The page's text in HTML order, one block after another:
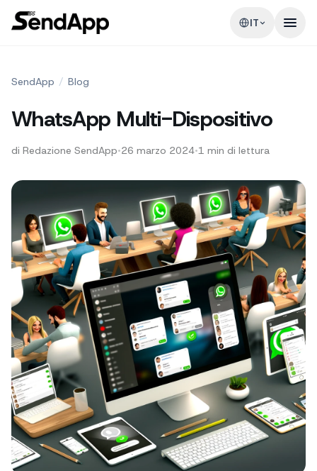
IT
SendApp / Blog
WhatsApp Multi-Dispositivo
di Redazione SendApp•26 marzo 2024•1 min di lettura